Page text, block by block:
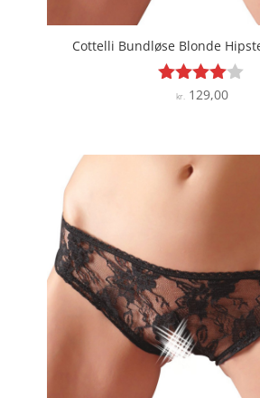
Cottelli Bundløse Blonde
Vurderet
kr.129,00